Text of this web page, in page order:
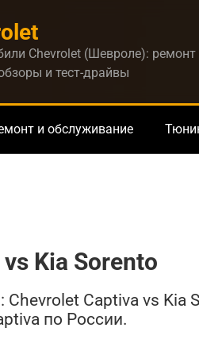
Chevrolet (Шевроле):
и тест-драйвы
и обслуживание
Kia Sorento
Captiva vs Kia
по России.